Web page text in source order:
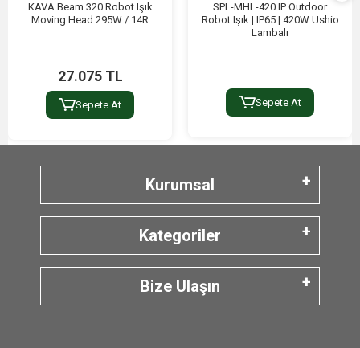
KAVA Beam 320 Robot Işık
Moving Head 295W / 14R
27.075 TL
Sepete At
SPL-MHL-420 IP Outdoor
Robot Işık | IP65 | 420W Ushio
Lambalı
Sepete At
Kurumsal
Kategoriler
Bize Ulaşın